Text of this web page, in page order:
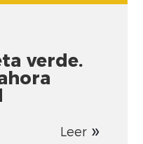
verde.
Leer